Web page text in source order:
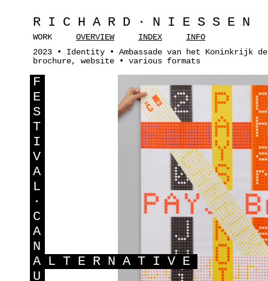
RICHARD·NIESSEN
WORK OVERVIEW INDEX
INFO
2023 • Identity • Ambassade van het Koninkrijk
brochure, website • various formats
F
E
S
T
I
V
A
L
·
C
A
N
A LTERNATIVE
U